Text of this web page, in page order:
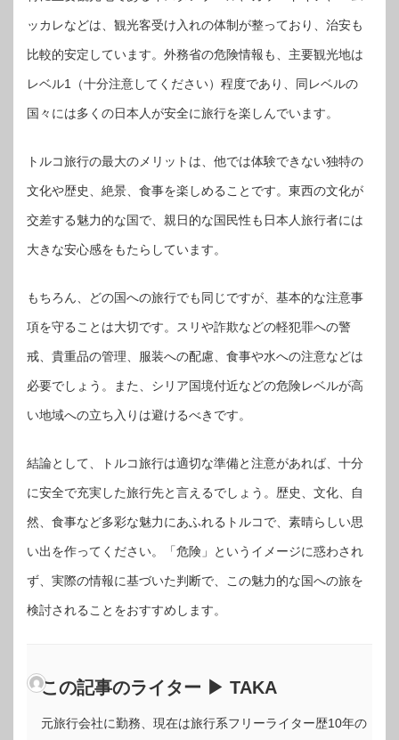
ッカレなどは、観光客受け入れの体制が整っており、治安も
比較的安定しています。外務省の危険情報も、主要観光地は
レベル1（十分注意してください）程度であり、同レベルの
国々には多くの日本人が安全に旅行を楽しんでいます。
トルコ旅行の最大のメリットは、他では体験できない独特の
文化や歴史、絶景、食事を楽しめることです。東西の文化が
交差する魅力的な国で、親日的な国民性も日本人旅行者には
大きな安心感をもたらしています。
もちろん、どの国への旅行でも同じですが、基本的な注意事
項を守ることは大切です。スリや詐欺などの軽犯罪への警
戒、貴重品の管理、服装への配慮、食事や水への注意などは
必要でしょう。また、シリア国境付近などの危険レベルが高
い地域への立ち入りは避けるべきです。
結論として、トルコ旅行は適切な準備と注意があれば、十分
に安全で充実した旅行先と言えるでしょう。歴史、文化、自
然、食事など多彩な魅力にあふれるトルコで、素晴らしい思
い出を作ってください。「危険」というイメージに惑わされ
ず、実際の情報に基づいた判断で、この魅力的な国への旅を
検討されることをおすすめします。
この記事のライター ▶ TAKA
元旅行会社に勤務、現在は旅行系フリーライター歴10年の